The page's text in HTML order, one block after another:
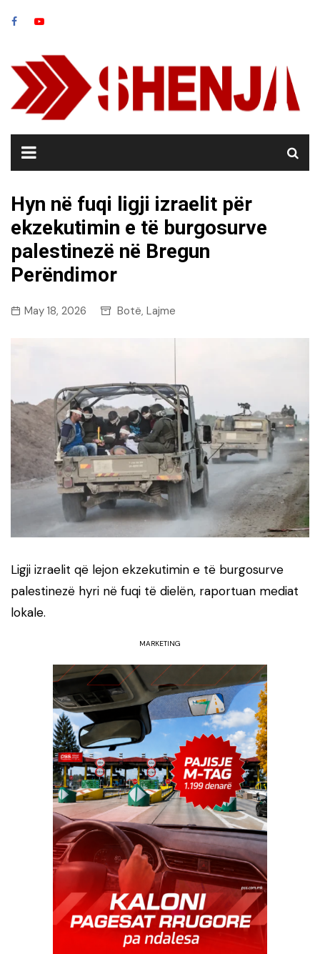
Hyn në fuqi ligji izraelit për
ekzekutimin e të burgosurve
palestinezë në Bregun
Perëndimor
May 18, 2026 Botë, Lajme
Ligji izraelit që lejon ekzekutimin e të burgosurve
palestinezë hyri në fuqi të dielën, raportuan mediat
lokale.
MARKETING